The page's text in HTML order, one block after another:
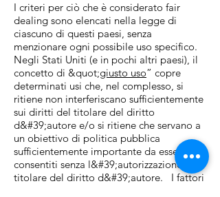
I criteri per ciò che è considerato fair
dealing sono elencati nella legge di
ciascuno di questi paesi, senza
menzionare ogni possibile uso specifico.
Negli Stati Uniti (e in pochi altri paesi), il
concetto di &quot;giusto uso” copre
determinati usi che, nel complesso, si
ritiene non interferiscano sufficientemente
sui diritti del titolare del diritto
d&#39;autore e/o si ritiene che servano a
un obiettivo di politica pubblica
sufficientemente importante da essere
consentiti senza l&#39;autorizzazione del
titolare del diritto d&#39;autore. I fattori